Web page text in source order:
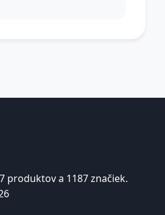
produktov a 1187 značiek.